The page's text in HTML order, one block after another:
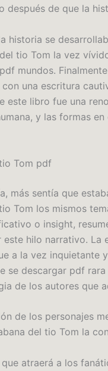
después de que la
historia se
tio Tom la vez
mundos.
una escritura
este libro fue una
y las formas
Tom pdf
más sentía que
Tom los mismos
o insight,
este hilo narrativo.
a la vez inquietante
se descargar pdf
de los autores que
de los personajes
del tio Tom la
atraerá a los